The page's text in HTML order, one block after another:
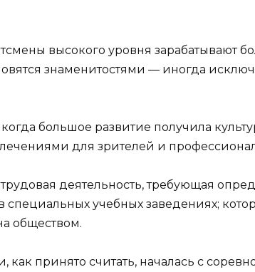
высокого уровня зарабатывают
знаменитостями — иногда
большое развитие получила
для зрителей и
трудовая деятельность, требующая
специальных учебных заведениях;
обществом.
как принято считать, началась с